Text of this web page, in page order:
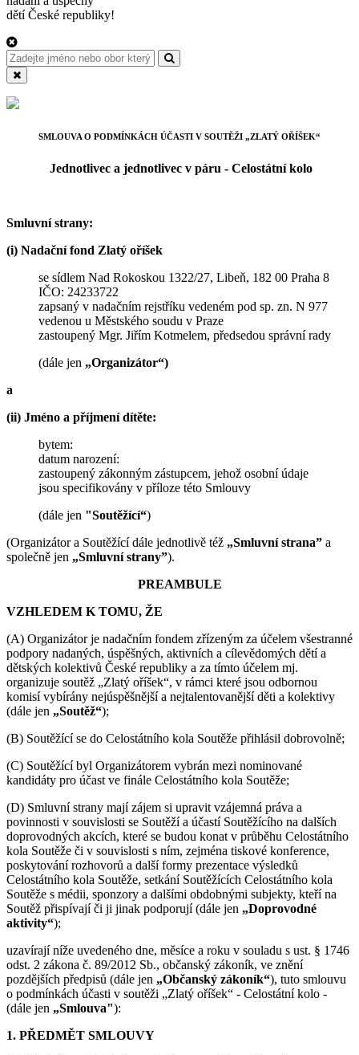
dětí České republiky!
SMLOUVA O PODMÍNKÁCH ÚČASTI V SOUTĚŽI „ZLATÝ OŘÍŠEK“
Jednotlivec a jednotlivec v páru - Celostátní kolo
Smluvní strany:
(i) Nadační fond Zlatý oříšek
se sídlem Nad Rokoskou 1322/27, Libeň, 182 00 Praha 8
IČO: 24233722
zapsaný v nadačním rejstříku vedeném pod sp. zn. N 977
vedenou u Městského soudu v Praze
zastoupený Mgr. Jiřím Kotmelem, předsedou správní rady
(dále jen „Organizátor“)
a
(ii) Jméno a příjmení dítěte:
bytem:
datum narození:
zastoupený zákonným zástupcem, jehož osobní údaje
jsou specifikovány v příloze této Smlouvy
(dále jen "Soutěžící“)
(Organizátor a Soutěžící dále jednotlivě též „Smluvní strana” a
společně jen „Smluvní strany”).
PREAMBULE
VZHLEDEM K TOMU, ŽE
(A) Organizátor je nadačním fondem zřízeným za účelem všestranné
podpory nadaných, úspěšných, aktivních a cílevědomých dětí a
dětských kolektivů České republiky a za tímto účelem mj.
organizuje soutěž „Zlatý oříšek“, v rámci které jsou odbornou
komisí vybírány nejúspěšnější a nejtalentovanější děti a kolektivy
(dále jen „Soutěž“);
(B) Soutěžící se do Celostátního kola Soutěže přihlásil dobrovolně;
(C) Soutěžící byl Organizátorem vybrán mezi nominované
kandidáty pro účast ve finále Celostátního kola Soutěže;
(D) Smluvní strany mají zájem si upravit vzájemná práva a
povinnosti v souvislosti se Soutěží a účastí Soutěžícího na dalších
doprovodných akcích, které se budou konat v průběhu Celostátního
kola Soutěže či v souvislosti s ním, zejména tiskové konference,
poskytování rozhovorů a další formy prezentace výsledků
Celostátního kola Soutěže, setkání Soutěžících Celostátního kola
Soutěže s médii, sponzory a dalšími obdobnými subjekty, kteří na
Soutěž přispívají či ji jinak podporují (dále jen „Doprovodné
aktivity“);
uzavírají níže uvedeného dne, měsíce a roku v souladu s ust. § 1746
odst. 2 zákona č. 89/2012 Sb., občanský zákoník, ve znění
pozdějších předpisů (dále jen „Občanský zákoník“), tuto smlouvu
o podmínkách účasti v soutěži „Zlatý oříšek“ - Celostátní kolo -
(dále jen „Smlouva"):
1. PŘEDMĚT SMLOUVY